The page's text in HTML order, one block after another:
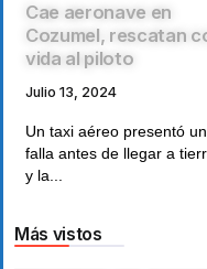
Cae aeronave en
Cozumel, rescatan
vida al piloto
Julio 13, 2024
Un taxi aéreo presentó
falla antes de llegar a
y la...
Más vistos